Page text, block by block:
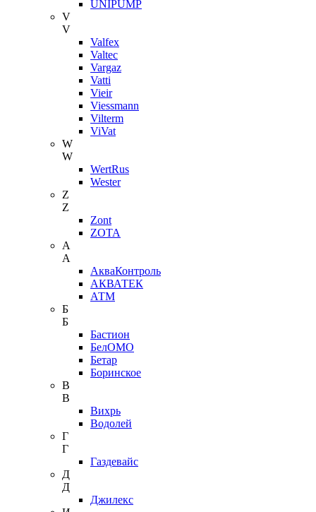
UNIPUMP
V
V
Valfex
Valtec
Vargaz
Vatti
Vieir
Viessmann
Vilterm
ViVat
W
W
WertRus
Wester
Z
Z
Zont
ZOTA
А
А
АкваКонтроль
АКВАТЕК
АТМ
Б
Б
Бастион
БелОМО
Бетар
Боринское
В
В
Вихрь
Водолей
Г
Г
Газдевайс
Д
Д
Джилекс